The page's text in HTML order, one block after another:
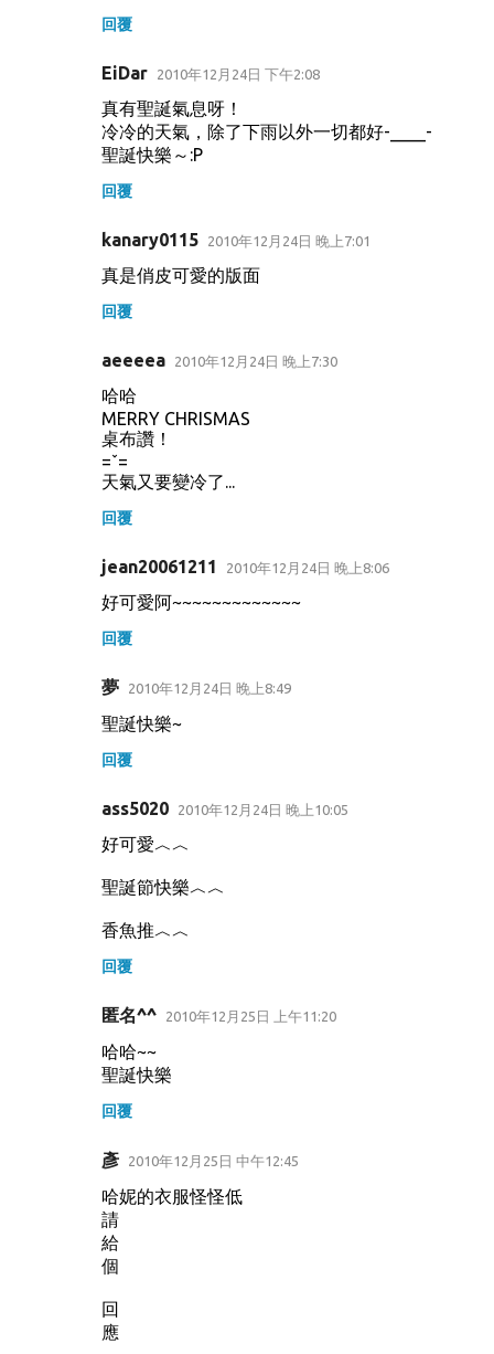
回覆
EiDar 2010年12月24日 下午2:08
真有聖誕氣息呀！
冷冷的天氣，除了下雨以外一切都好-____-
聖誕快樂～:P
回覆
kanary0115 2010年12月24日 晚上7:01
真是俏皮可愛的版面
回覆
aeeeea 2010年12月24日 晚上7:30
哈哈
MERRY CHRISMAS
桌布讚！
=ˇ=
天氣又要變冷了...
回覆
jean20061211 2010年12月24日 晚上8:06
好可愛阿~~~~~~~~~~~~~
回覆
夢 2010年12月24日 晚上8:49
聖誕快樂~
回覆
ass5020 2010年12月24日 晚上10:05
好可愛︿︿
聖誕節快樂︿︿
香魚推︿︿
回覆
匿名^^ 2010年12月25日 上午11:20
哈哈~~
聖誕快樂
回覆
彥 2010年12月25日 中午12:45
哈妮的衣服怪怪低
請
給
個
回
應